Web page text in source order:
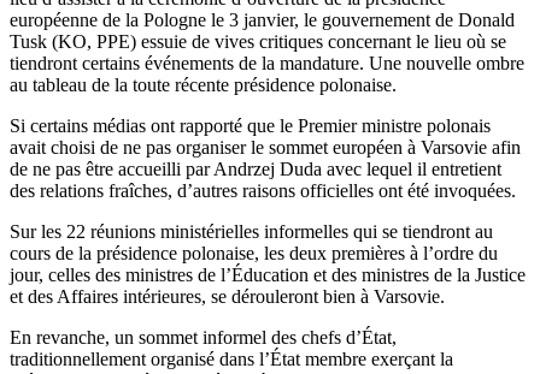
européenne de la Pologne le 3 janvier, le gouvernement de Donald
Tusk (KO, PPE) essuie de vives critiques concernant le lieu où se
tiendront certains événements de la mandature. Une nouvelle ombre
au tableau de la toute récente présidence polonaise.
Si certains médias ont rapporté que le Premier ministre polonais
avait choisi de ne pas organiser le sommet européen à Varsovie afin
de ne pas être accueilli par Andrzej Duda avec lequel il entretient
des relations fraîches, d’autres raisons officielles ont été invoquées.
Sur les 22 réunions ministérielles informelles qui se tiendront au
cours de la présidence polonaise, les deux premières à l’ordre du
jour, celles des ministres de l’Éducation et des ministres de la Justice
et des Affaires intérieures, se dérouleront bien à Varsovie.
En revanche, un sommet informel des chefs d’État,
traditionnellement organisé dans l’État membre exerçant la